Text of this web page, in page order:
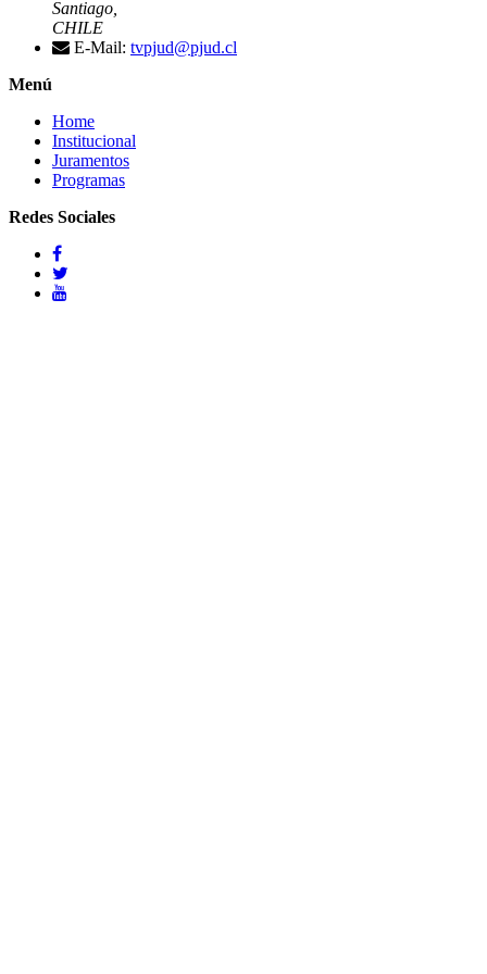
Santiago,
CHILE
E-Mail: tvpjud@pjud.cl
Menú
Home
Institucional
Juramentos
Programas
Redes Sociales